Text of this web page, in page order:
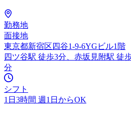
勤務地
面接地
東京都新宿区四谷1-9-6YGビル1階
四ツ谷駅 徒歩3分、赤坂見附駅 徒
分
シフト
1日3時間 週1日からOK